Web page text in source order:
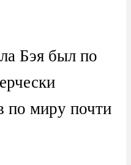
Бэя был по
по миру почти